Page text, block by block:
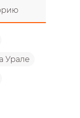
Урале